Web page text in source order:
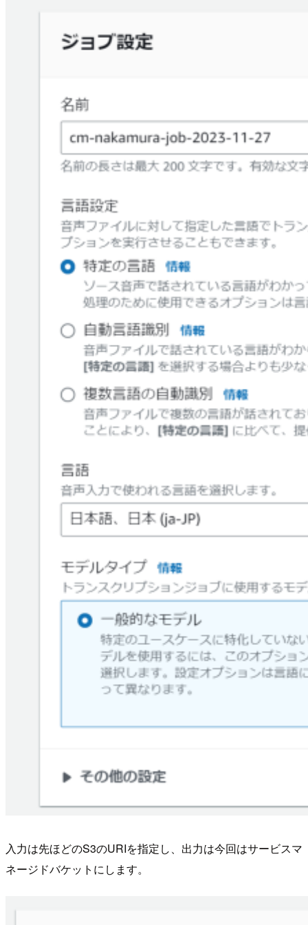
入力は先ほどのS3のURIを指定し、出力は今回はサービスマ
ネージドバケットにします。